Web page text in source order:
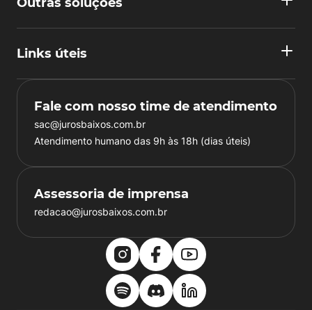
Links úteis
Fale com nosso time de atendimento
sac@jurosbaixos.com.br
Atendimento humano das 9h às 18h (dias úteis)
Assessoria de imprensa
redacao@jurosbaixos.com.br